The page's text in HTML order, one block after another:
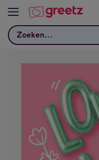
Bekijk meer
Zoeken